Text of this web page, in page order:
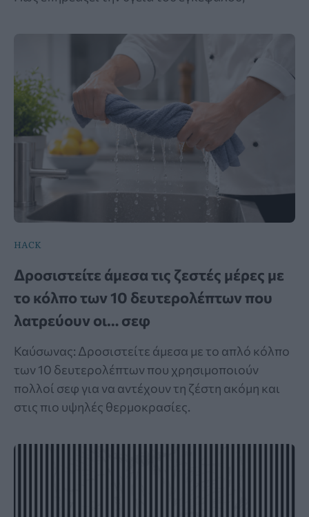
HACK
Δροσιστείτε άμεσα τις ζεστές μέρες με
το κόλπο των 10 δευτερολέπτων που
λατρεύουν οι… σεφ
Καύσωνας: Δροσιστείτε άμεσα με το απλό κόλπο
των 10 δευτερολέπτων που χρησιμοποιούν
πολλοί σεφ για να αντέχουν τη ζέστη ακόμη και
στις πιο υψηλές θερμοκρασίες.